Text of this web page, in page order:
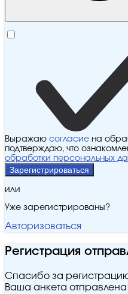
Выражаю согласие на
подтверждаю, что
обработки персональных
Зарегистрироваться
или
Уже зарегистрированы?
Авторизоваться
Регистрация
Спасибо за регистрацию
Ваша анкета